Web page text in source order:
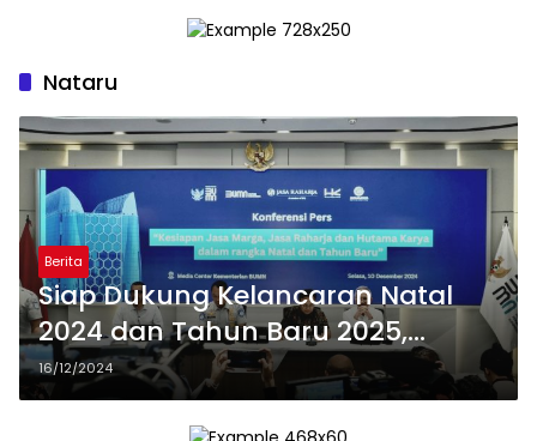
Nataru
Berita
Siap Dukung Kelancaran Natal
2024 dan Tahun Baru 2025,
Hutama Karya Fungsikan 4 Ruas
Baru Jalan Tol Trans Sumatera
16/12/2024